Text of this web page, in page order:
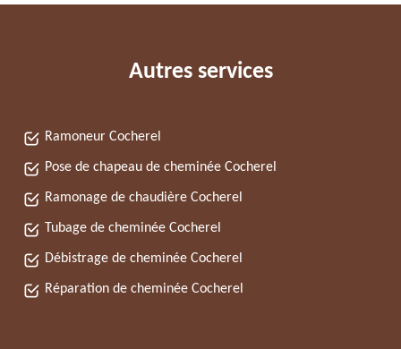
Autres services
Ramoneur Cocherel
Pose de chapeau de cheminée Cocherel
Ramonage de chaudière Cocherel
Tubage de cheminée Cocherel
Débistrage de cheminée Cocherel
Réparation de cheminée Cocherel